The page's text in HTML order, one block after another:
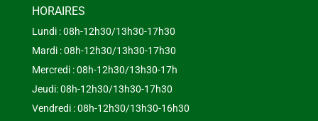
HORAIRES
Lundi : 08h-12h30/13h30-17h30
Mardi : 08h-12h30/13h30-17h30
Mercredi : 08h-12h30/13h30-17h
Jeudi: 08h-12h30/13h30-17h30
Vendredi : 08h-12h30/13h30-16h30